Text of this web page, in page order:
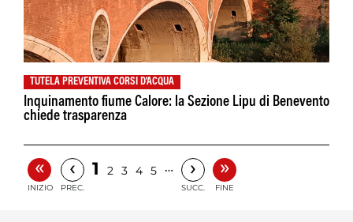
TUTELA PREVENTIVA CORSI D'ACQUA
Inquinamento fiume Calore: la Sezione Lipu di Benevento
chiede trasparenza
«
INIZIO
‹
PREC.
1 2 3 4 5 … ›
SUCC.
»
FINE